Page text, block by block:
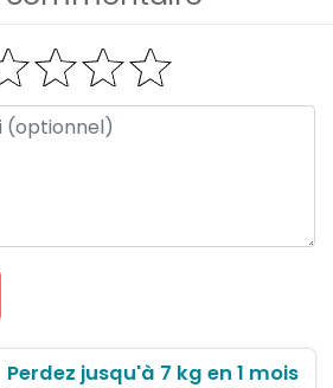
Perdez jusqu'à 7 kg en 1 mois